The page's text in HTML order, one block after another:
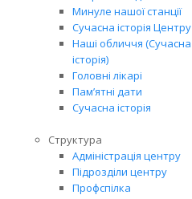
Минуле нашої станції
Сучасна історія Центру
Наші обличчя (Сучасна
історія)
Головні лікарі
Пам’ятні дати
Сучасна історія
Структура
Адміністрація центру
Підрозділи центру
Профспілка